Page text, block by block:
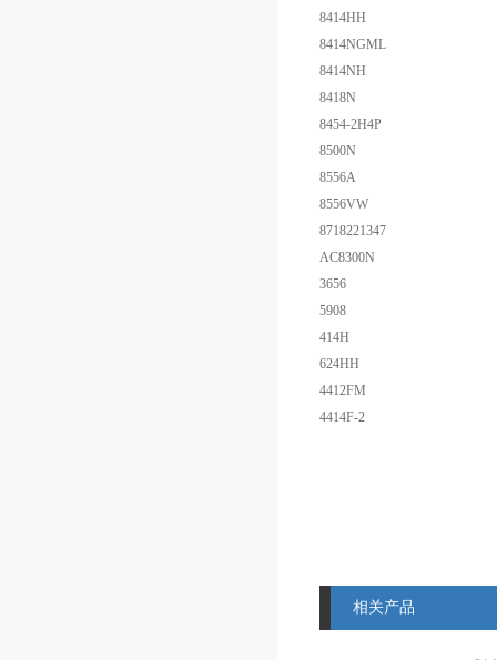
8414HH
8414NGML
8414NH
8418N
8454-2H4P
8500N
8556A
8556VW
8718221347
AC8300N
3656
5908
414H
624HH
4412FM
4414F-2
相关产品